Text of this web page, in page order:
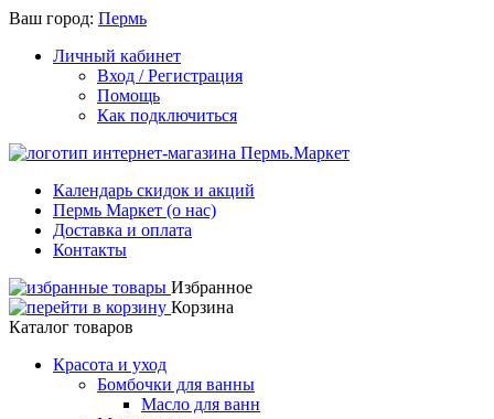
Ваш город: Пермь
Личный кабинет
Вход / Регистрация
Помощь
Как подключиться
Календарь скидок и акций
Пермь Маркет (о нас)
Доставка и оплата
Контакты
Избранное
Корзина
Каталог товаров
Красота и уход
Бомбочки для ванны
Масло для ванн